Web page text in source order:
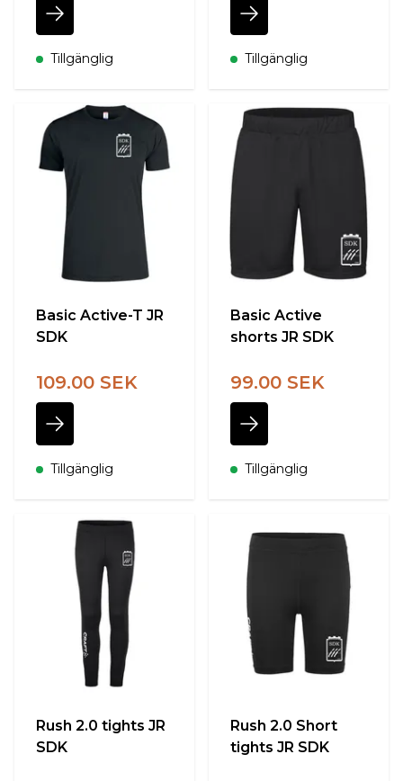
Tillgänglig Tillgänglig
Basic Active-T JR
SDK
109.00 SEK
Tillgänglig
Basic Active
shorts JR SDK
99.00 SEK
Tillgänglig
Rush 2.0 tights JR
SDK
Rush 2.0 Short
tights JR SDK